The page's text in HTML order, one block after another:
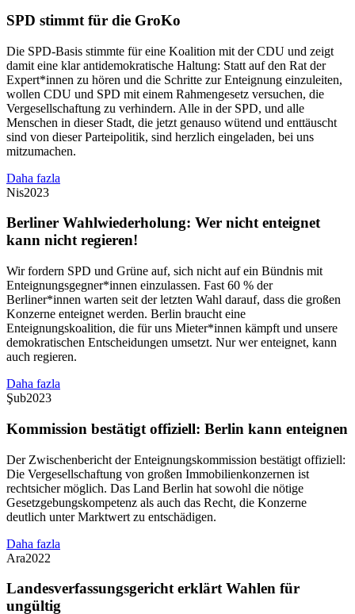
SPD stimmt für die GroKo
Die SPD-Basis stimmte für eine Koalition mit der CDU und zeigt
damit eine klar antidemokratische Haltung: Statt auf den Rat der
Expert*innen zu hören und die Schritte zur Enteignung einzuleiten,
wollen CDU und SPD mit einem Rahmengesetz versuchen, die
Vergesellschaftung zu verhindern. Alle in der SPD, und alle
Menschen in dieser Stadt, die jetzt genauso wütend und enttäuscht
sind von dieser Parteipolitik, sind herzlich eingeladen, bei uns
mitzumachen.
Daha fazla
Nis2023
Berliner Wahlwiederholung: Wer nicht enteignet
kann nicht regieren!
Wir fordern SPD und Grüne auf, sich nicht auf ein Bündnis mit
Enteignungsgegner*innen einzulassen. Fast 60 % der
Berliner*innen warten seit der letzten Wahl darauf, dass die großen
Konzerne enteignet werden. Berlin braucht eine
Enteignungskoalition, die für uns Mieter*innen kämpft und unsere
demokratischen Entscheidungen umsetzt. Nur wer enteignet, kann
auch regieren.
Daha fazla
Şub2023
Kommission bestätigt offiziell: Berlin kann enteignen
Der Zwischenbericht der Enteignungskommission bestätigt offiziell:
Die Vergesellschaftung von großen Immobilienkonzernen ist
rechtsicher möglich. Das Land Berlin hat sowohl die nötige
Gesetzgebungskompetenz als auch das Recht, die Konzerne
deutlich unter Marktwert zu entschädigen.
Daha fazla
Ara2022
Landesverfassungsgericht erklärt Wahlen für
ungültig